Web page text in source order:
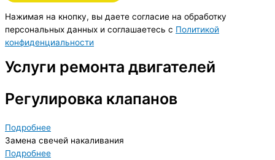
Нажимая на кнопку, вы даете согласие на обработку
персональных данных и соглашаетесь c Политикой
конфиденциальности
Услуги ремонта двигателей
Регулировка клапанов
Подробнее
Замена свечей накаливания
Подробнее